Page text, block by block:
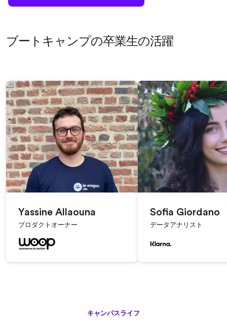
ブートキャンプの卒業生の活躍
Yassine Allaouna
プロダクトオーナー
Sofia Giordano
データアナリスト
キャンパスライフ